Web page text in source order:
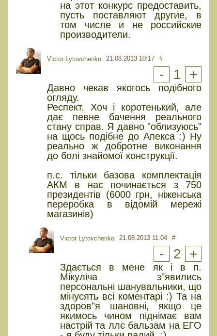
на этот конкурс предоставить,
пусть поставляют другие, в
том числе и не российские
производители.
Victor Lytovchenko 21.08.2013 10:17 #
- 1 +
Давно чекав якогось подібного
огляду.
Респект. Хоч і коротенький, але
дає певне бачення реального
стану справ. Я давно "облизуюсь"
на щось подібне до Апекса :) Ну
реально ж добротне виконання
до болі знайомої конструкції.
п.с. тільки базова комплектація
АКМ в нас починається з 750
президентів (6000 грн, ніженська
переробка в відомій мережі
магазинів)
Victor Lytovchenko 21.08.2013 11:04 #
- 2 +
Здається в мене як і в п.
Мікуліча з"явились
персональні шанувальники, що
мінусять всі коментарі :) Та на
здоров"я шановні, якщо це
якимось чином піднімає вам
настрій та ллє бальзам на ЕГО